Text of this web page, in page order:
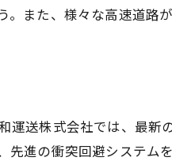
また、様々な高速道路
送株式会社では、最
進の衝突回避システム